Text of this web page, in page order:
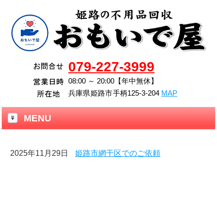
079-227-3999
08:00 ～ 20:00【年中無休】
兵庫県姫路市手柄125-3-204 MAP
MENU
2025年11月29日 姫路市網干区でのご依頼